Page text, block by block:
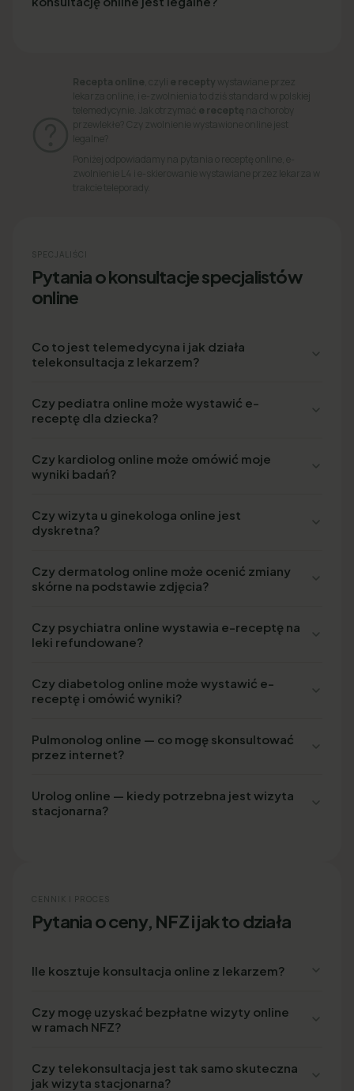
Recepta online , czyli e recepty wystawiane przez
lekarza online, i e-zwolnienia to dziś standard w polskiej
telemedycynie. Jak otrzymać e receptę na choroby
przewlekłe? Czy zwolnienie wystawione online jest
legalne?
Poniżej odpowiadamy na pytania o receptę online, e-
zwolnienie L4 i e-skierowanie wystawiane przez lekarza w
trakcie teleporady.
SPECJALIŚCI
Pytania o konsultacje specjalistów
online
Co to jest telemedycyna i jak działa
telekonsultacja z lekarzem?
Czy pediatra online może wystawić e-
receptę dla dziecka?
Czy kardiolog online może omówić moje
wyniki badań?
Czy wizyta u ginekologa online jest
dyskretna?
Czy dermatolog online może ocenić zmiany
skórne na podstawie zdjęcia?
Czy psychiatra online wystawia e-receptę na
leki refundowane?
Czy diabetolog online może wystawić e-
receptę i omówić wyniki?
Pulmonolog online — co mogę skonsultować
przez internet?
Urolog online — kiedy potrzebna jest wizyta
stacjonarna?
CENNIK I PROCES
Pytania o ceny, NFZ i jak to działa
Ile kosztuje konsultacja online z lekarzem?
Czy mogę uzyskać bezpłatne wizyty online
w ramach NFZ?
Czy telekonsultacja jest tak samo skuteczna
jak wizyta stacjonarna?